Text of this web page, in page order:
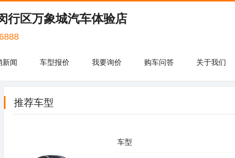
行区万象城汽车体验店
新闻 车型报价 我要询价 购车问答 关于我们
推荐车型
车型